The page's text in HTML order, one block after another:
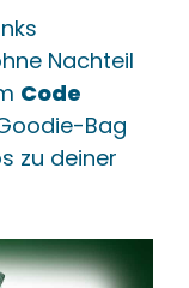
Nachteil
Code
Bag
zu deiner